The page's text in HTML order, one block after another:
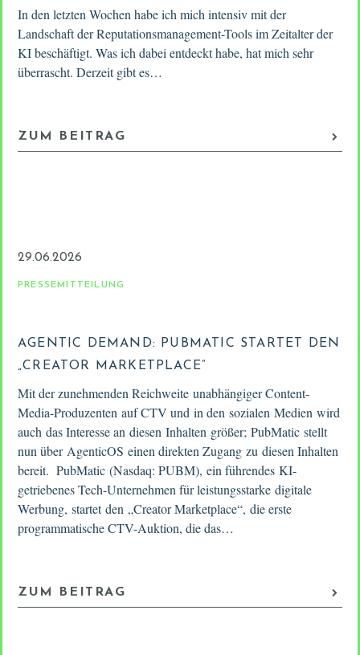
In den letzten Wochen habe ich mich intensiv mit der
Landschaft der Reputationsmanagement-Tools im Zeitalter der
KI beschäftigt. Was ich dabei entdeckt habe, hat mich sehr
überrascht. Derzeit gibt es…
ZUM BEITRAG
29.06.2026
PRESSEMITTEILUNG
AGENTIC DEMAND: PUBMATIC STARTET DEN
„CREATOR MARKETPLACE“
Mit der zunehmenden Reichweite unabhängiger Content-
Media-Produzenten auf CTV und in den sozialen Medien wird
auch das Interesse an diesen Inhalten größer; PubMatic stellt
nun über AgenticOS einen direkten Zugang zu diesen Inhalten
bereit. PubMatic (Nasdaq: PUBM), ein führendes KI-
getriebenes Tech-Unternehmen für leistungsstarke digitale
Werbung, startet den „Creator Marketplace“, die erste
programmatische CTV-Auktion, die das…
ZUM BEITRAG